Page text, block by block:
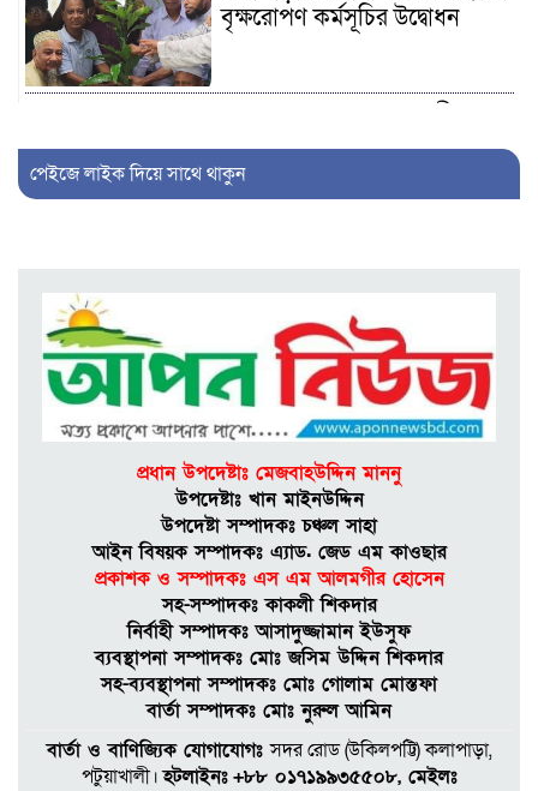
বৃক্ষরোপণ কর্মসূচির উদ্বোধন
সুপারভাইজার নিয়োগের ফল
প্রকাশ, নম্বর বণ্টন নিয়ে বিতর্ক
ইউপি সদস্য হাসপাতালে; থানায়
অভিযোগ
কুয়াকাটায় মাছধরা ট্রলারে
জলদস্যুদের হানা, ১২ জেলে
আ’হ’ত, মালামাল লু’ট
কলাপাড়ায় জুলাই গণঅভ্যুত্থান
দিবস পালিত, ১২ জুলাইযোদ্ধাকে
সংবর্ধনা
আলীপুরে ব্যবসায়ীকে কু’পি’য়ে ও
পি’টি’য়ে জ’খ’মে’র মা’ম’লায়
প্রধান আ’সা’মি গ্রে’প্তা’র
পটুয়াখালী বন্দর নৌযান শ্রমিক
ইউনিয়নের সাংগঠনিক সম্পাদক
পেইজে লাইক দিয়ে সাথে থাকুন
প্রধান উপদেষ্টাঃ মেজবাহউদ্দিন মাননু
উপদেষ্টাঃ খান মাইনউদ্দিন
উপদেষ্টা সম্পাদকঃ চঞ্চল সাহা
আইন বিষয়ক সম্পাদকঃ এ্যাড. জেড এম কাওছার
প্রকাশক ও সম্পাদকঃ এস এম আলমগীর হােসেন
সহ-সম্পাদকঃ কাকলী শিকদার
নির্বাহী সম্পাদকঃ আসাদুজ্জামান ইউসুফ
ব্যবস্থাপনা সম্পাদকঃ মােঃ জসিম উদ্দিন শিকদার
সহ-ব্যবস্থাপনা সম্পাদকঃ মোঃ গোলাম মোস্তফা
বার্তা সম্পাদকঃ মােঃ নুরুল আমিন
বার্তা ও বাণিজ্যিক যোগাযোগঃসদর রােড (উকিলপট্টি) কলাপাড়া,
পটুয়াখালী।হটলাইনঃ +৮৮ ০১৭১৯৯৩৫৫০৮, মেইলঃ